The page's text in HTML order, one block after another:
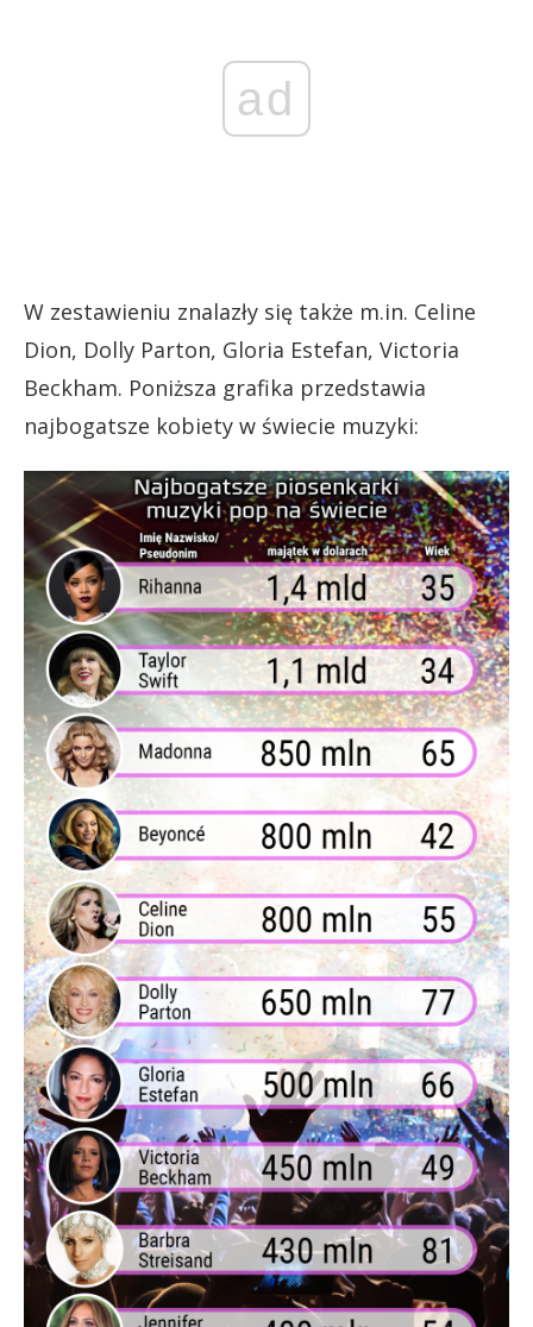
ad
W zestawieniu znalazły się także m.in. Celine
Dion, Dolly Parton, Gloria Estefan, Victoria
Beckham. Poniższa grafika przedstawia
najbogatsze kobiety w świecie muzyki: